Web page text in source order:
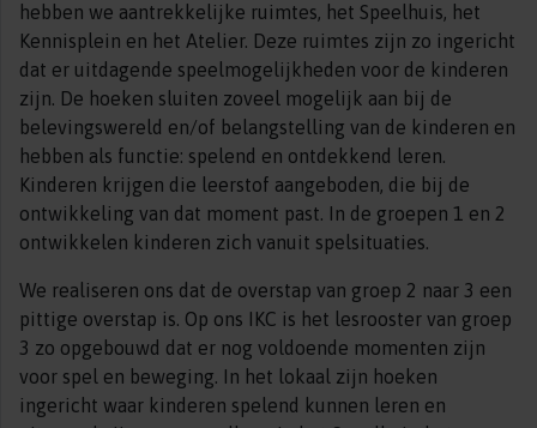
hebben we aantrekkelijke ruimtes, het Speelhuis, het
Kennisplein en het Atelier. Deze ruimtes zijn zo ingericht
dat er uitdagende speelmogelijkheden voor de kinderen
zijn. De hoeken sluiten zoveel mogelijk aan bij de
belevingswereld en/of belangstelling van de kinderen en
hebben als functie: spelend en ontdekkend leren.
Kinderen krijgen die leerstof aangeboden, die bij de
ontwikkeling van dat moment past. In de groepen 1 en 2
ontwikkelen kinderen zich vanuit spelsituaties.
We realiseren ons dat de overstap van groep 2 naar 3 een
pittige overstap is. Op ons IKC is het lesrooster van groep
3 zo opgebouwd dat er nog voldoende momenten zijn
voor spel en beweging. In het lokaal zijn hoeken
ingericht waar kinderen spelend kunnen leren en